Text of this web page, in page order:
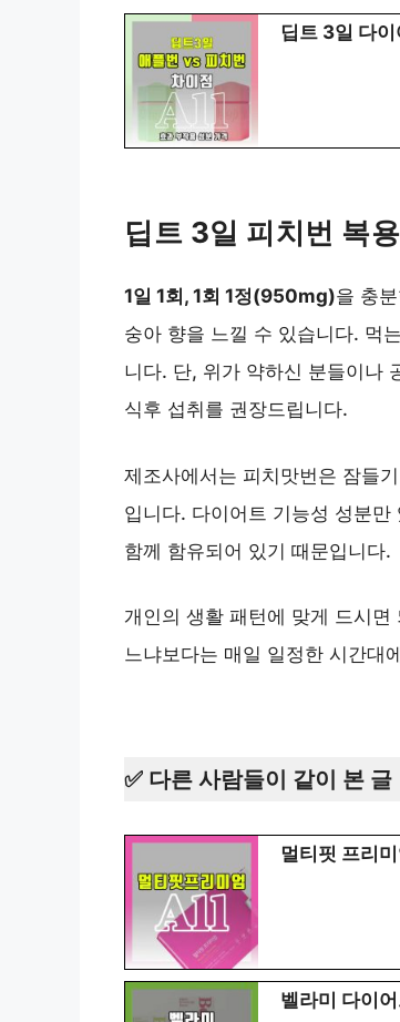
딥트 3일 다
딥트 3일 피치번 복
1일 1회, 1회 1정(950mg)을 충
숭아 향을 느낄 수 있습니다. 먹
니다. 단, 위가 약하신 분들이나
식후 섭취를 권장드립니다.
제조사에서는 피치맛번은 잠들
입니다. 다이어트 기능성 성분
함께 함유되어 있기 때문입니다.
개인의 생활 패턴에 맞게 드시
느냐보다는 매일 일정한 시간대
✅ 다른 사람들이 같이 본 글
멀티핏 프리
벨라미 다이